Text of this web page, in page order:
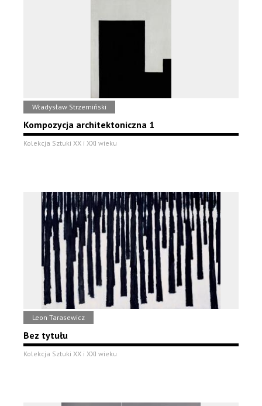
Władysław Strzemiński
Kompozycja architektoniczna 1
Kolekcja Sztuki XX i XXI wieku
Leon Tarasewicz
Bez tytułu
Kolekcja Sztuki XX i XXI wieku